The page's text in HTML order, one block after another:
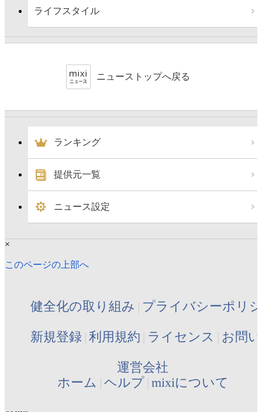
ライフスタイル
ニューストップへ戻る
ランキング
提供元一覧
ニュース設定
×
このページの上部へ
健全化の取り組み プライバシーポリ
新規登録 利用規約 ライセンス お問
運営会社
ホーム ヘルプ mixiについて